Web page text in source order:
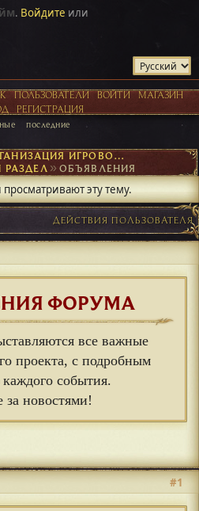
. Войдите или
ПОЛЬЗОВАТЕЛИ ВОЙТИ
МАГАЗИН
РЕГИСТРАЦИЯ
последние
ОРГАНИЗАЦИЯ ИГРОВОГО ПРОЦЕССА
РАЗДЕЛ ►ОБЪЯВЛЕНИЯ
эту тему.
ДЕЙСТВИЯ ПОЛЬЗОВАТЕЛЯ
ФОРУМА
все важные
проекта, с подробным
события.
за новостями!
#1